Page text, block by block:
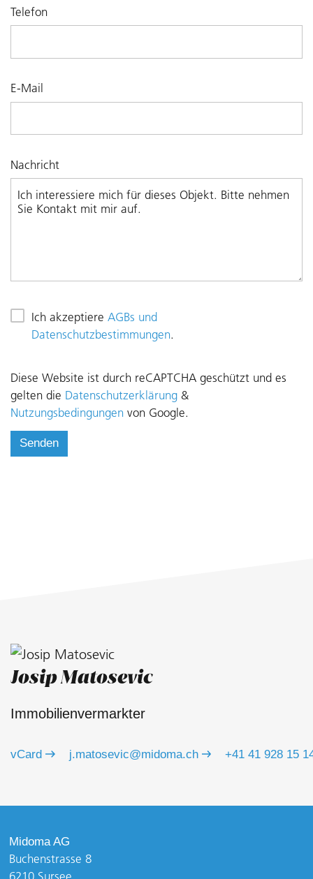
Telefon
E-Mail
Nachricht
Ich akzeptiereAGBs und
Datenschutzbestimmungen.
Diese Website ist durch reCAPTCHA geschützt und es
gelten die Datenschutzerklärung &
Nutzungsbedingungen von Google.
Josip Matosevic
Immobilienvermarkter
vCard j.matosevic@midoma.ch +41 41 928 15
Midoma AG
Buchenstrasse 8
6210 Sursee